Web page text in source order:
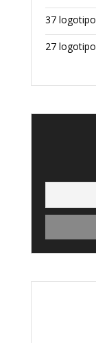
37
27